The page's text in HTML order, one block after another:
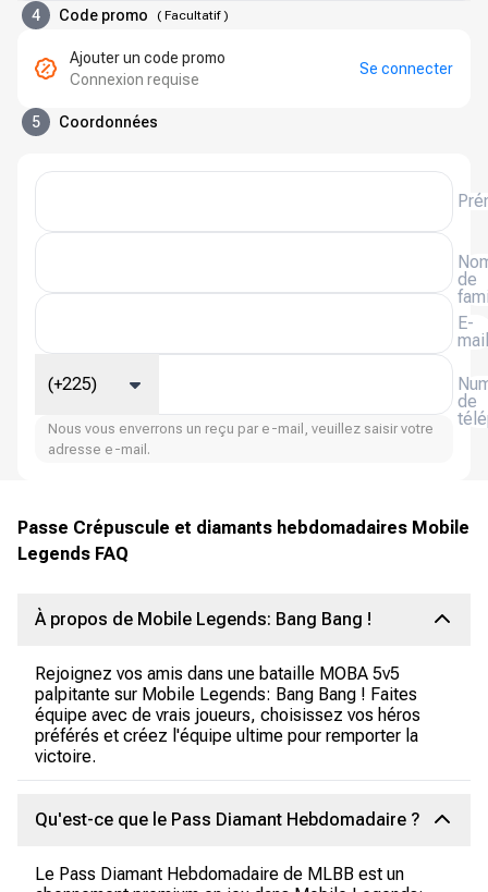
4 Code promo ( Facultatif)
Ajouter un code promo
Connexion requise
Se connecter
5 Coordonnées
de
E-
mail
de
(+225)
Nous vous enverrons un reçu par e-mail, veuillez saisir votre
adresse e-mail.
Passe Crépuscule et diamants hebdomadaires Mobile
Legends FAQ
À propos de Mobile Legends: Bang Bang !
Rejoignez vos amis dans une bataille MOBA 5v5
palpitante sur Mobile Legends: Bang Bang ! Faites
équipe avec de vrais joueurs, choisissez vos héros
préférés et créez l'équipe ultime pour remporter la
victoire.
Qu'est-ce que le Pass Diamant Hebdomadaire ?
Le Pass Diamant Hebdomadaire de MLBB est un